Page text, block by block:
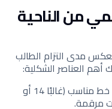
من الناحية
مدى التزام الطالب
أهم العناصر الشكلية:
استخدم حجم خط مناسب (غالبًا 14 أو